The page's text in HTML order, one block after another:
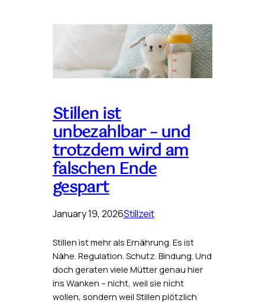
Stillen ist
unbezahlbar – und
trotzdem wird am
falschen Ende
gespart
January 19, 2026Stillzeit
Stillen ist mehr als Ernährung. Es ist
Nähe. Regulation. Schutz. Bindung. Und
doch geraten viele Mütter genau hier
ins Wanken – nicht, weil sie nicht
wollen, sondern weil Stillen plötzlich